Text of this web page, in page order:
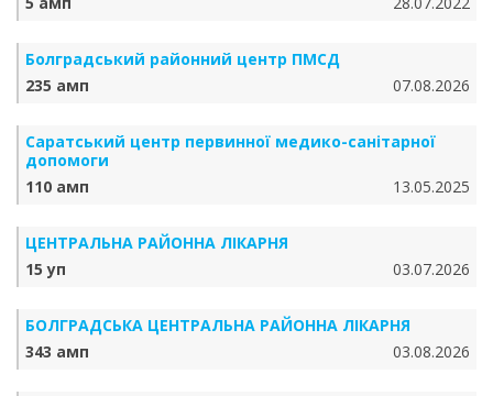
Болградський районний центр ПМСД
235 амп
07.08.2026
Саратський центр первинної медико-санітарної
допомоги
110 амп
13.05.2025
ЦЕНТРАЛЬНА РАЙОННА ЛІКАРНЯ
15 уп
03.07.2026
БОЛГРАДСЬКА ЦЕНТРАЛЬНА РАЙОННА ЛІКАРНЯ
343 амп
03.08.2026